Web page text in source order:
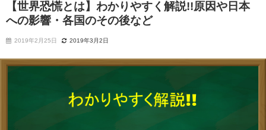
【世界恐慌とは】わかりやすく解説!!原因や日本
への影響・各国のその後など
2019年2月25日 2019年3月2日